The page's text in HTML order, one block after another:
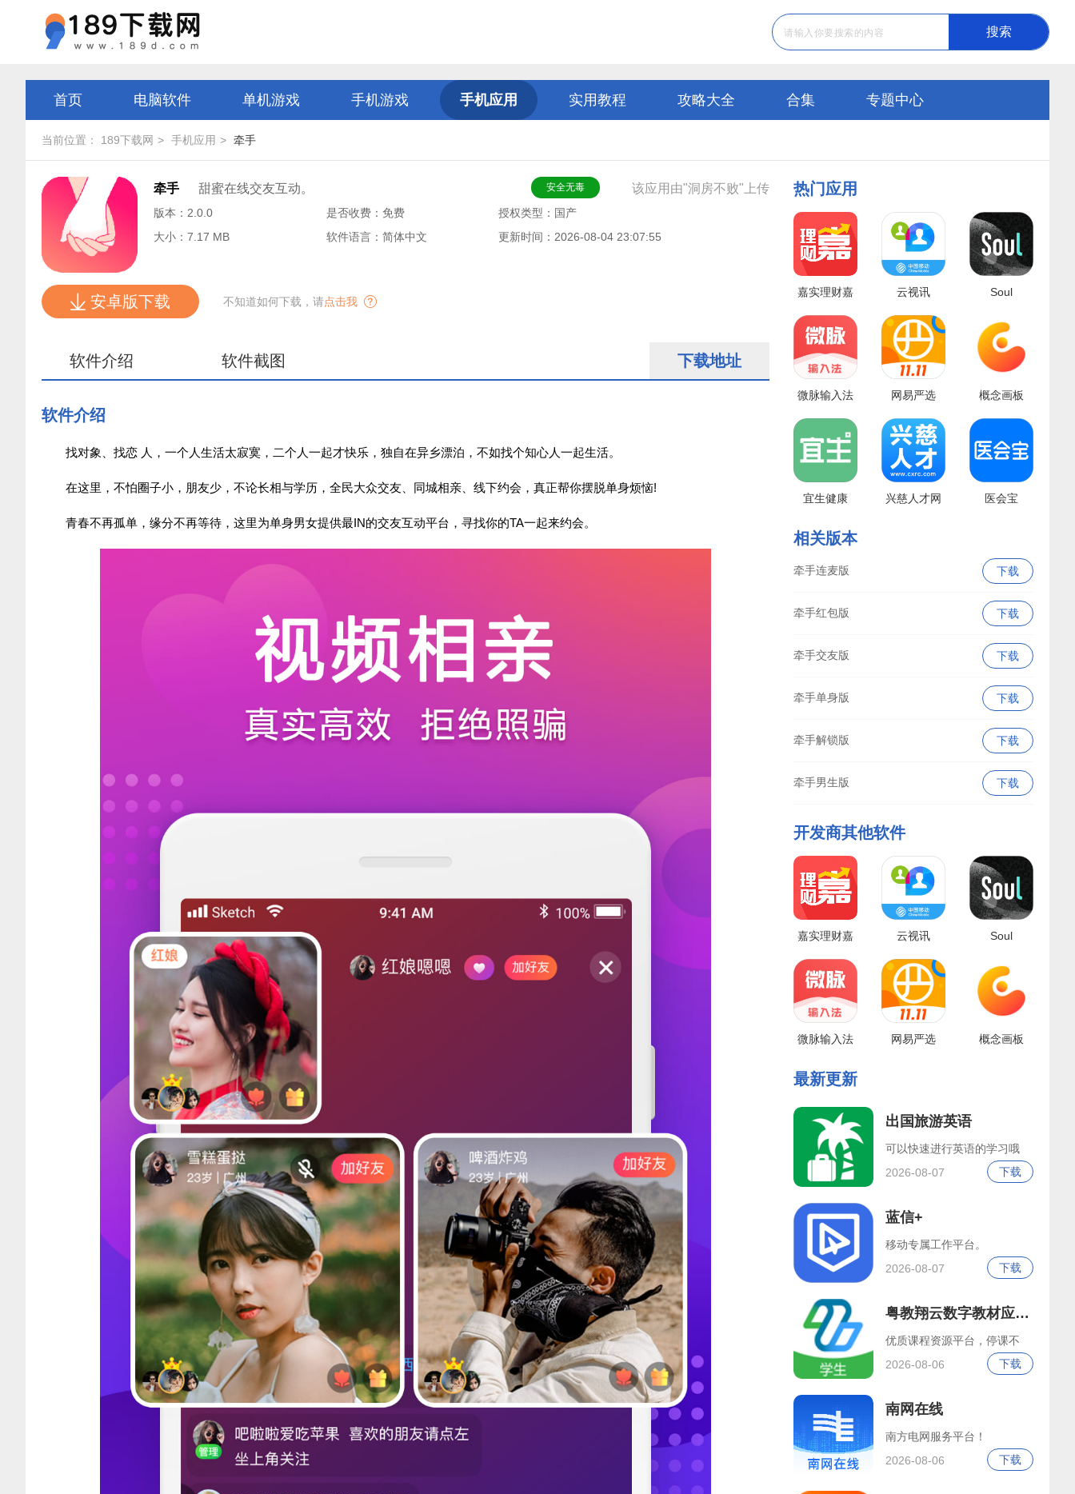
搜索
首页 电脑软件 单机游戏 手机游戏 手机应用 实用教程 攻略大全 合集 专题中心
当前位置： 189下载网 手机应用 牵手
牵手 甜蜜在线交友互动。 该应用由"洞房不败"上传
安全无毒
版本：2.0.0 是否收费：免费
授权类型：国产
大小：7.17 MB
软件语言：简体中文 更新时间：2026-08-04 23:07:55
安卓版下载 不知道如何下载，请点击我
软件介绍 软件截图 下载地址
软件介绍
找对象、找恋 人，一个人生活太寂寞，二个人一起才快乐，独自在异乡漂泊，不如找个知心人一起生活。
在这里，不怕圈子小，朋友少，不论长相与学历，全民大众交友、同城相亲、线下约会，真正帮你摆脱单身烦恼!
青春不再孤单，缘分不再等待，这里为单身男女提供最IN的交友互动平台，寻找你的TA一起来约会。
热门应用
嘉实理财嘉 云视讯 Soul
微脉输入法 网易严选 概念画板
宜生健康 兴慈人才网 医会宝
相关版本
下载
牵手连麦版
下载
牵手红包版
下载
牵手交友版
下载
牵手单身版
下载
牵手解锁版
下载
牵手男生版
开发商其他软件
嘉实理财嘉 云视讯 Soul
微脉输入法 网易严选 概念画板
最新更新
出国旅游英语
可以快速进行英语的学习哦
2026-08-07
下载
蓝信+
移动专属工作平台。
2026-08-07
下载
粤教翔云数字教材应用平台
优质课程资源平台，停课不
2026-08-06
下载
南网在线
南方电网服务平台！
2026-08-06
下载